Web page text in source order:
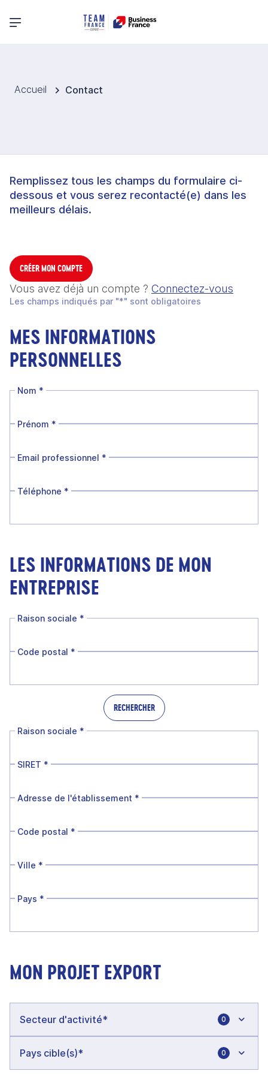
Menu principal
Accueil Contact
Remplissez tous les champs du formulaire ci-
dessous et vous serez recontacté(e) dans les
meilleurs délais.
CRÉER MON COMPTE
Vous avez déjà un compte ? Connectez-vous
Les champs indiqués par "*" sont obligatoires
MES INFORMATIONS
PERSONNELLES
Nom *
Prénom *
Email professionnel *
Téléphone *
LES INFORMATIONS DE MON
ENTREPRISE
Raison sociale *
Code postal *
RECHERCHER
Raison sociale *
SIRET *
Adresse de l'établissement *
Code postal *
Ville *
Pays *
MON PROJET EXPORT
0
0